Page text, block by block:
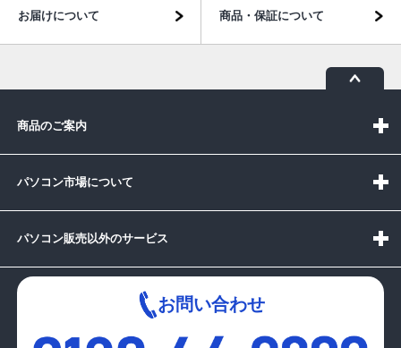
お届けについて 商品・保証について
商品のご案内
パソコン市場について
パソコン販売以外のサービス
お問い合わせ